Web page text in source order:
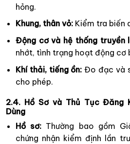
hỏng.
Khung, thân vỏ: Kiểm tra biến
Động cơ và hệ thống truyền
nhớt, tình trạng hoạt động cơ
Khí thải, tiếng ồn: Đo đạc và
cho phép.
2.4. Hồ Sơ và Thủ Tục Đăng
Dùng
Hồ sơ: Thường bao gồm
chứng nhận kiểm định lần